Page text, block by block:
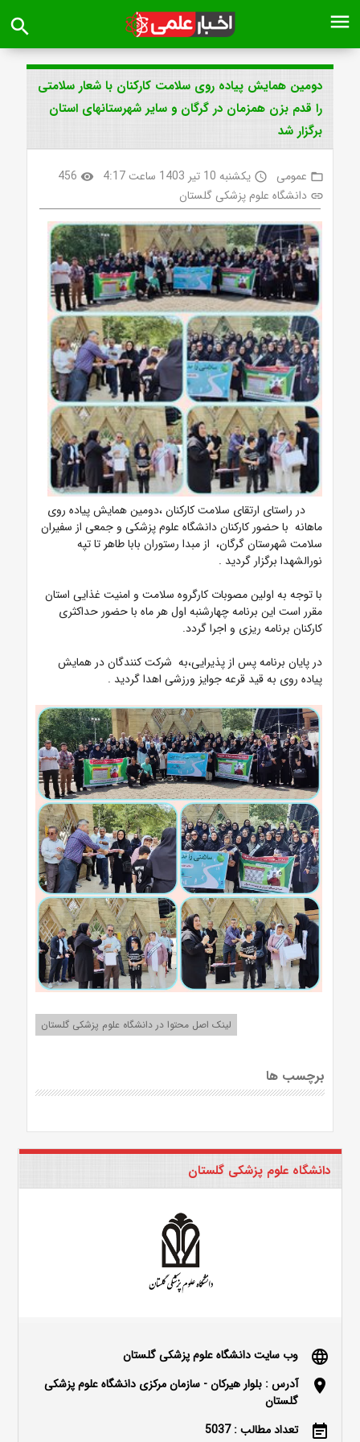
menu
search
دومین همایش پیاده روی سلامت کارکنان با شعار سلامتی
را قدم بزن همزمان در گرگان و سایر شهرستانهای استان
برگزار شد
folder_open عمومی access_time یکشنبه 10 تیر 1403 ساعت 4:17 visibility
456
link دانشگاه علوم پزشکی گلستان
در راستای ارتقای سلامت کارکنان ،دومین همایش پیاده روی
ماهانه با حضور کارکنان دانشگاه علوم پزشکی و جمعی از سفیران
سلامت شهرستان گرگان، از مبدا رستوران بابا طاهر تا تپه
نورالشهدا برگزار گردید .
با توجه به اولین مصوبات کارگروه سلامت و امنیت غذایی استان
مقرر است این برنامه چهارشنبه اول هر ماه با حضور حداکثری
کارکنان برنامه ریزی و اجرا گردد.
در پایان برنامه پس از پذیرایی،به شرکت کنندگان در همایش
پیاده روی به قید قرعه جوایز ورزشی اهدا گردید .
لینک اصل محتوا در دانشگاه علوم پزشکی گلستان
برچسب ها
دانشگاه علوم پزشکی گلستان
language وب سایت دانشگاه علوم پزشکی گلستان
location_on
آدرس : بلوار هیرکان - سازمان مرکزی دانشگاه علوم پزشکی
گلستان
event_note تعداد مطالب : 5037